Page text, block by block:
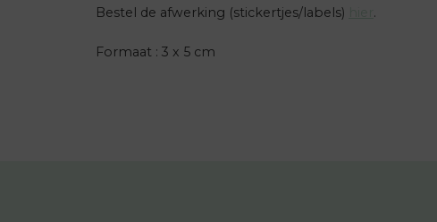
Bestel de afwerking (stickertjes/labels)
.
Formaat : 3 x 5 cm